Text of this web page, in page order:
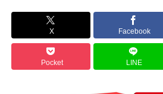
X Facebook
Pocket LINE